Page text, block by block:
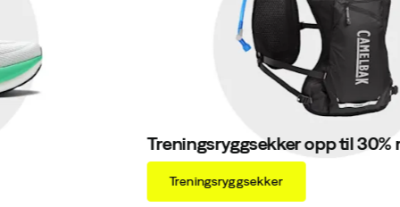
Treningsryggsekker opp til 30% rabatt*